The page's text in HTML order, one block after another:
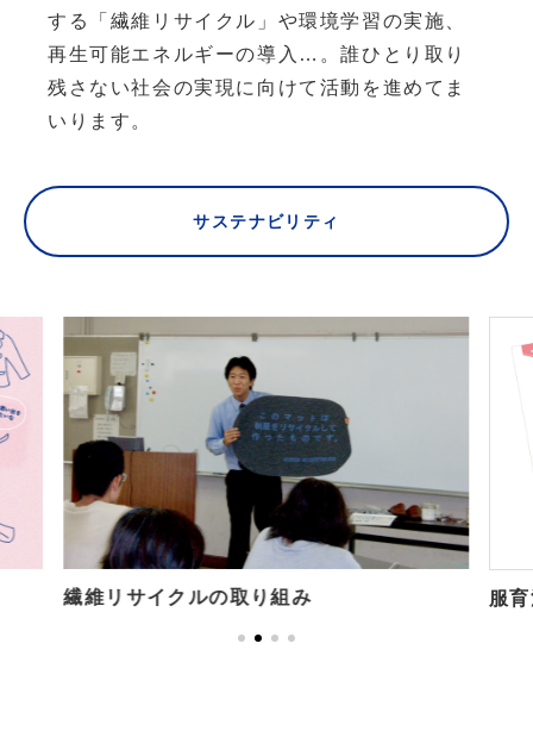
する「繊維リサイクル」や環境学習の実施、
再生可能エネルギーの導入…。誰ひとり取り
残さない社会の実現に向けて活動を進めてま
いります。
サステナビリティ
繊維リサイクルの取り組み 服